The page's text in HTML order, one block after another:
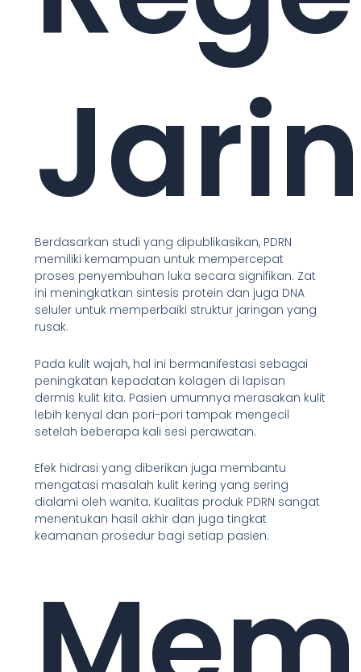
Berdasarkan studi yang dipublikasikan, PDRN
memiliki kemampuan untuk mempercepat
proses penyembuhan luka secara signifikan. Zat
ini meningkatkan sintesis protein dan juga DNA
seluler untuk memperbaiki struktur jaringan yang
rusak.
Pada kulit wajah, hal ini bermanifestasi sebagai
peningkatan kepadatan kolagen di lapisan
dermis kulit kita. Pasien umumnya merasakan kulit
lebih kenyal dan pori-pori tampak mengecil
setelah beberapa kali sesi perawatan.
Efek hidrasi yang diberikan juga membantu
mengatasi masalah kulit kering yang sering
dialami oleh wanita. Kualitas produk PDRN sangat
menentukan hasil akhir dan juga tingkat
keamanan prosedur bagi setiap pasien.